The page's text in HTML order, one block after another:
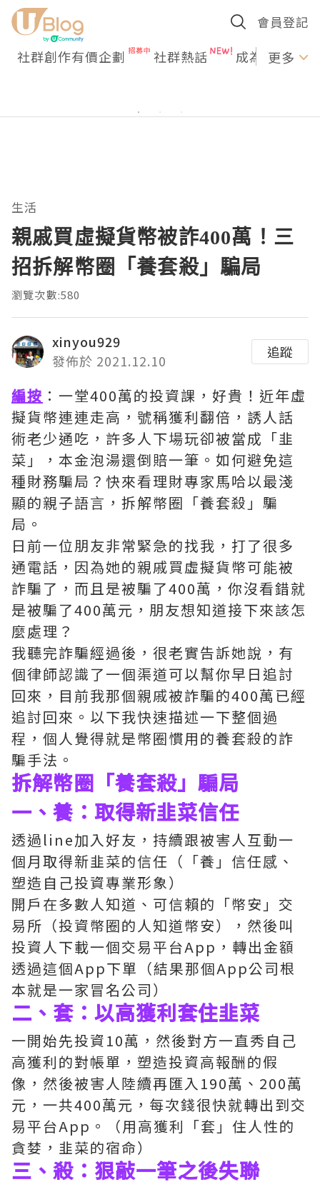
會員登記
社群創作有價企劃 社群熱話 成為U更多
生活
親戚買虛擬貨幣被詐400萬！三
招拆解幣圈「養套殺」騙局
瀏覽次數:580
xinyou929
發佈於 2021.12.10
追蹤
編按 ：一堂400萬的投資課，好貴！近年虛
擬貨幣連連走高，號稱獲利翻倍，誘人話
術老少通吃，許多人下場玩卻被當成「韭
菜」，本金泡湯還倒賠一筆。如何避免這
種財務騙局？快來看理財專家馬哈以最淺
顯的親子語言，拆解幣圈「養套殺」騙
局。
日前一位朋友非常緊急的找我，打了很多
通電話，因為她的親戚買虛擬貨幣可能被
詐騙了，而且是被騙了400萬，你沒看錯就
是被騙了400萬元，朋友想知道接下來該怎
麼處理？
我聽完詐騙經過後，很老實告訴她說，有
個律師認識了一個渠道可以幫你早日追討
回來，目前我那個親戚被詐騙的400萬已經
追討回來。以下我快速描述一下整個過
程，個人覺得就是幣圈慣用的養套殺的詐
騙手法。
拆解幣圈「養套殺」騙局
一、養：取得新韭菜信任
透過line加入好友，持續跟被害人互動一
個月取得新韭菜的信任（「養」信任感、
塑造自己投資專業形象）
開戶在多數人知道、可信賴的「幣安」交
易所（投資幣圈的人知道幣安），然後叫
投資人下載一個交易平台App，轉出金額
透過這個App下單（結果那個App公司根
本就是一家冒名公司）
二、套：以高獲利套住韭菜
一開始先投資10萬，然後對方一直秀自己
高獲利的對帳單，塑造投資高報酬的假
像，然後被害人陸續再匯入190萬、200萬
元，一共400萬元，每次錢很快就轉出到交
易平台App。（用高獲利「套」住人性的
貪婪，韭菜的宿命）
三、殺：狠敲一筆之後失聯